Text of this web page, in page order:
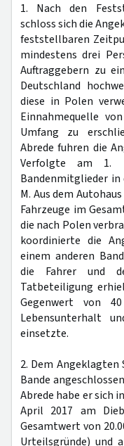
1. Nach den
schloss sich die
feststellbaren
mindestens drei
Auftraggebern zu
Deutschland
diese in Polen
Einnahmequelle
Umfang zu
Abrede fuhren die
Verfolgte am 1.
Bandenmitglieder in
M. Aus dem
Fahrzeuge im
die nach Polen
koordinierte die
einem anderen
die Fahrer und
Tatbeteiligung
Gegenwert von
Lebensunterhalt
einsetzte.
2. Dem Angeklagten
Bande
Abrede habe er sich
April 2017 am
Gesamtwert von
Urteilsgründe) und